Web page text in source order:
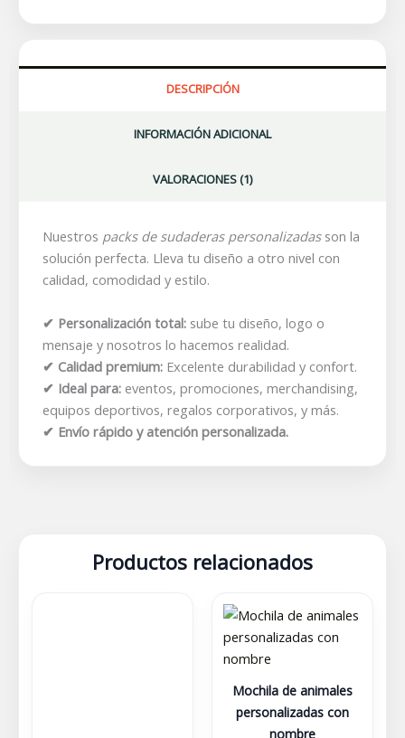
DESCRIPCIÓN
INFORMACIÓN ADICIONAL
VALORACIONES (1)
Nuestros packs de sudaderas personalizadasson la
solución perfecta. Lleva tu diseño a otro nivel con
calidad, comodidad y estilo.
✔ Personalización total: sube tu diseño, logo o
mensaje y nosotros lo hacemos realidad.
✔ Calidad premium: Excelente durabilidad y confort.
✔ Ideal para: eventos, promociones, merchandising,
equipos deportivos, regalos corporativos, y más.
✔ Envío rápido y atención personalizada.
Productos relacionados
múltiples
variantes.Mochila de animales
personalizadas con
nombre